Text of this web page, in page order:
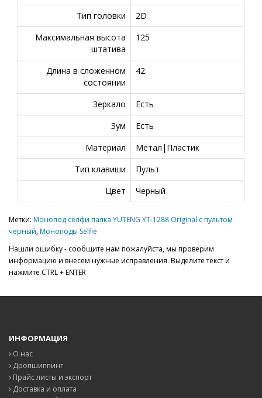
Тип головки
2D
Максимальная высота
штатива
125
Длина в сложенном
состоянии
42
Зеркало
Есть
Зум
Есть
Материал
Метал|Пластик
Тип клавиши
Пульт
Цвет
Черный
Метки: Монопод селфи палка YUTENG YT-1288 Original с пультом
черный,Моноподы Selfie
Нашли ошибку - сообщите нам пожалуйста, мы проверим
информацию и внесем нужные исправления. Выделите текст и
нажмите CTRL + ENTER
ИНФОРМАЦИЯ
О нас
Дропшиппинг
Прайс листы и экспорт
Доставка и оплата